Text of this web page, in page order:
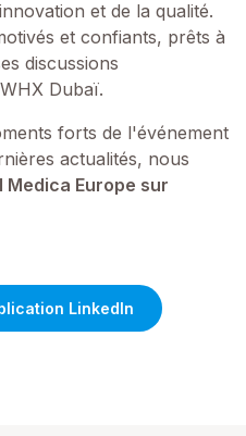
et de la qualité.
et confiants, prêts à
discussions
Dubaï.
forts de l'événement
actualités, nous
Medica Europe sur
LinkedIn